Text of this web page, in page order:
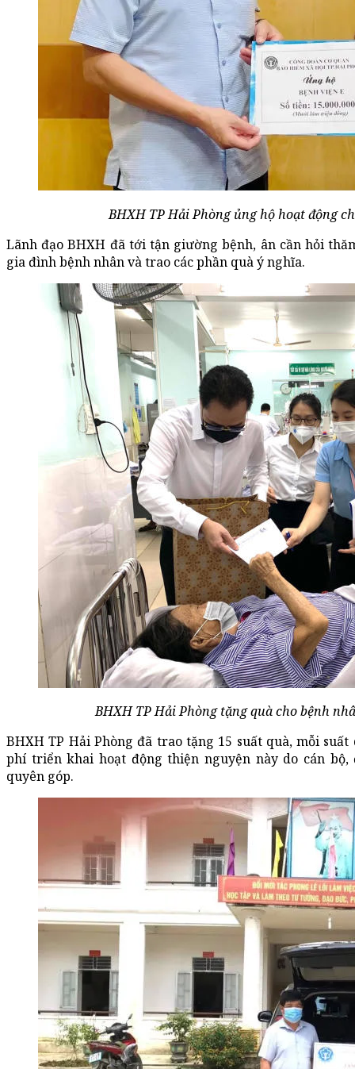
BHXH TP Hải Phòng ủng hộ hoạt động
Lãnh đạo BHXH đã tới tận giường bệnh, ân cần hỏi
gia đình bệnh nhân và trao các phần quà ý nghĩa.
BHXH TP Hải Phòng tặng quà cho bệnh
BHXH TP Hải Phòng đã trao tặng 15 suất quà, mỗi
phí triển khai hoạt động thiện nguyện này do cán bộ,
quyên góp.